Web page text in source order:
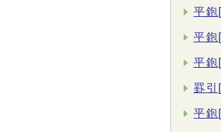
平鉋
平鉋
平鉋
罫引
平鉋